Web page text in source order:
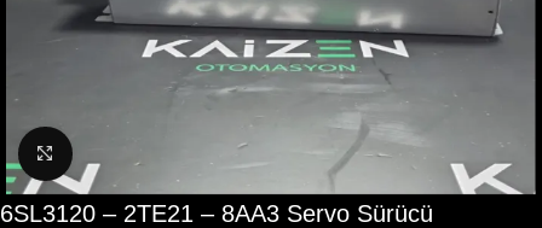
Büyütmek için tıklayın
6SL3120 – 2TE21 – 8AA3 Servo Sürücü